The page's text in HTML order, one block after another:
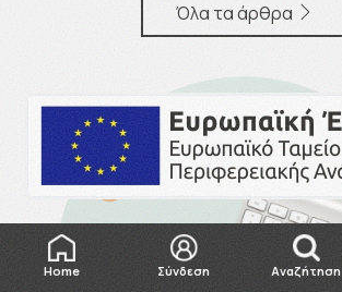
Όλα τα άρθρα
Home Σύνδεση Αναζήτηση